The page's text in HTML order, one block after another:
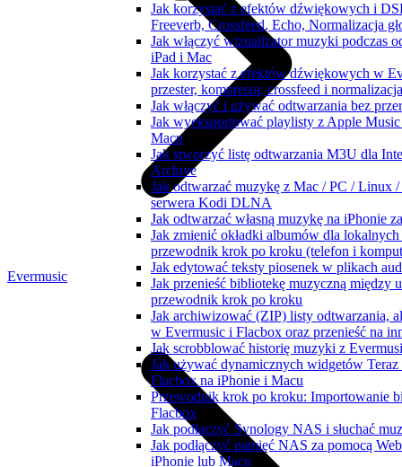
Jak korzystać z efektów dźwiękowych i
Freeverb, Crossfeed, Echo, Normalizacja
Jak włączyć wizualizator muzyki podczas
iPad i Mac
Jak korzystać z efektów dźwiękowych w
przester, kompresor, crossfeed i
Jak włączyć i używać odtwarzania bez
Jak wyeksportować playlisty z Apple
Macu
Jak stworzyć listę odtwarzania M3U dla
Archive
Jak odtwarzać muzykę z Mac / PC / Linux
serwera Kodi DLNA
Jak odtwarzać własną muzykę na iPhonie
Jak zmienić okładki albumów dla
przewodnik krok po kroku (telefon i
Jak edytować teksty piosenek w plikach
Jak przenieść bibliotekę muzyczną między
przewodnik krok po kroku
Jak archiwizować (ZIP) listy odtwarzania,
w Evermusic i Flacbox oraz przenieść na
Jak scrobblować historię muzyki z
Jak używać dynamicznych widgetów
Flacbox na iPhonie i Macu
Przewodnik krok po kroku: Importowanie
Flacbox
Jak podłączyć Synology NAS i słuchać
Jak podłączyć pamięć NAS za pomocą
iPhonie lub Macu
Evermusic